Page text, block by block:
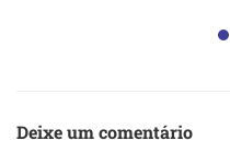
Deixe um comentário